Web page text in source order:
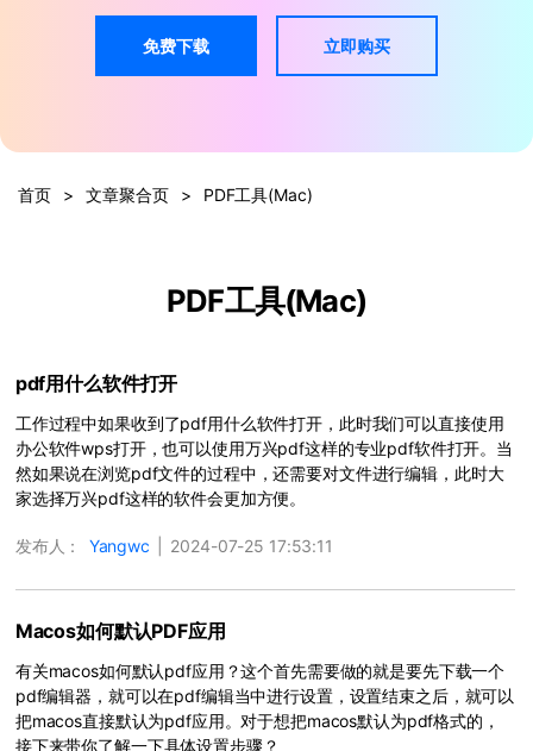
PDF批量工具
PDF表格
PDF OCR
查看更多 >
免费下载 立即购买
首页 > 文章聚合页 > PDF工具(Mac)
PDF工具(Mac)
pdf用什么软件打开
工作过程中如果收到了pdf用什么软件打开，此时我们可以直接使用
办公软件wps打开，也可以使用万兴pdf这样的专业pdf软件打开。当
然如果说在浏览pdf文件的过程中，还需要对文件进行编辑，此时大
家选择万兴pdf这样的软件会更加方便。
发布人： Yangwc 2024-07-25 17:53:11
Macos如何默认PDF应用
有关macos如何默认pdf应用？这个首先需要做的就是要先下载一个
pdf编辑器，就可以在pdf编辑当中进行设置，设置结束之后，就可以
把macos直接默认为pdf应用。对于想把macos默认为pdf格式的，
接下来带你了解一下具体设置步骤？